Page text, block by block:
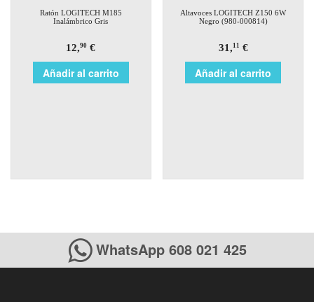
Ratón LOGITECH M185
Inalámbrico Gris
12,90 €
Añadir al carrito
Altavoces LOGITECH Z150 6W
Negro (980-000814)
31,11 €
Añadir al carrito
WhatsApp 608 021 425